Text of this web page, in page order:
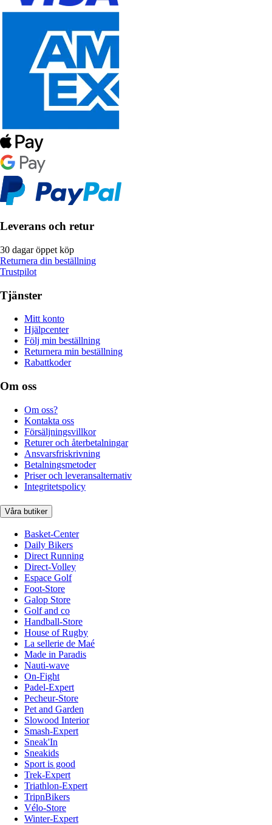
Leverans och retur
30 dagar öppet köp
Returnera din beställning
Trustpilot
Tjänster
Mitt konto
Hjälpcenter
Följ min beställning
Returnera min beställning
Rabattkoder
Om oss
Om oss?
Kontakta oss
Försäljningsvillkor
Returer och återbetalningar
Ansvarsfriskrivning
Betalningsmetoder
Priser och leveransalternativ
Integritetspolicy
Våra butiker
Basket-Center
Daily Bikers
Direct Running
Direct-Volley
Espace Golf
Foot-Store
Galop Store
Golf and co
Handball-Store
House of Rugby
La sellerie de Maé
Made in Paradis
Nauti-wave
On-Fight
Padel-Expert
Pecheur-Store
Pet and Garden
Slowood Interior
Smash-Expert
Sneak'In
Sneakids
Sport is good
Trek-Expert
Triathlon-Expert
TripnBikers
Vélo-Store
Winter-Expert